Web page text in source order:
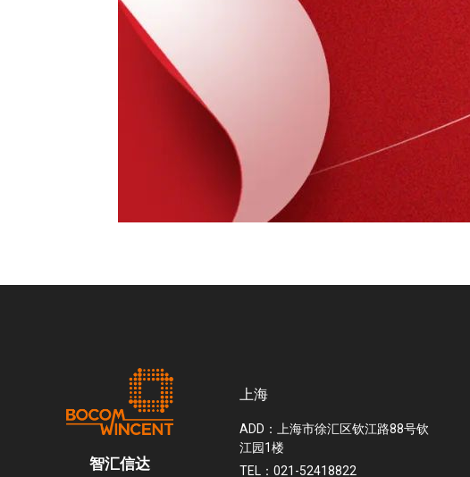
智汇信达
上海
ADD：上海市徐汇区钦江路88号钦
江园1楼
TEL：021-52418822